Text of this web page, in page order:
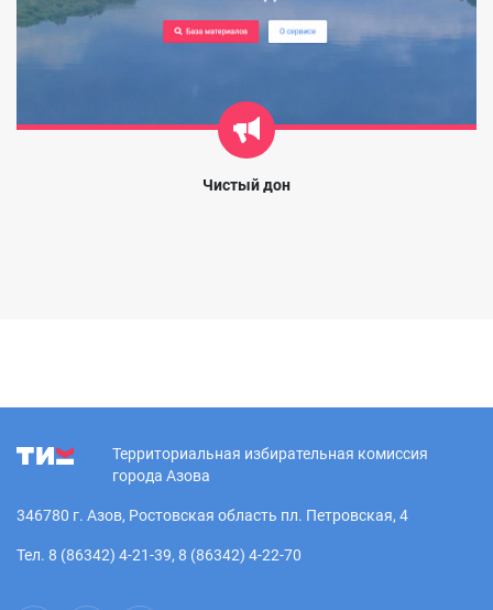
Чистый дон
Территориальная избирательная комиссия
города Азова
346780 г. Азов, Ростовская область пл. Петровская, 4
Тел. 8 (86342) 4-21-39, 8 (86342) 4-22-70